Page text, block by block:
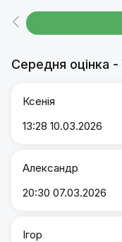
Середня оцінка -
Ксенія
13:28 10.03.2026
Александр
20:30 07.03.2026
Ігор